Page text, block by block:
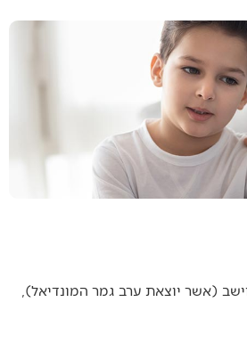
(אשר יוצאת ערב גמר המונדיאל),